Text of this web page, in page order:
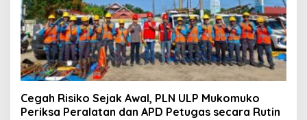
Cegah Risiko Sejak Awal, PLN ULP Mukomuko
Periksa Peralatan dan APD Petugas secara Rutin